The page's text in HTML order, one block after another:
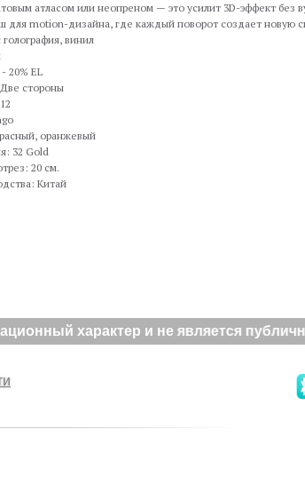
атласом или неопреном — это усилит 3D-эффект без
для motion-дизайна, где каждый поворот создает новую
винил
20% EL
стороны
оранжевый
32 Gold
20 см.
Китай
характер и не является